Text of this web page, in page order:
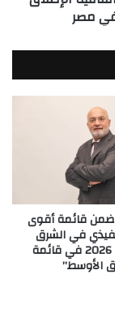
ضمن قائمة أقوى
تنفيذي في الشرق
الأوسط لعام 2026 في قائمة
الأوسط”